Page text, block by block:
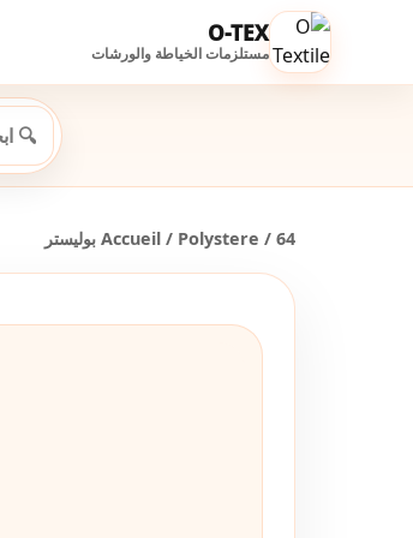
O-TEX
مستلزمات الخياطة والورشات
Accueil / Polystere / 64 بوليستر